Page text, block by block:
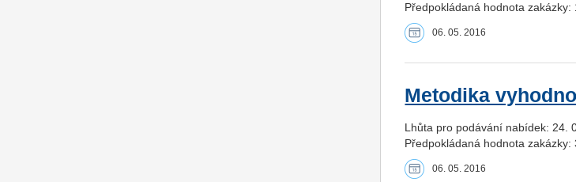
Předpokládaná hodnota zakázky:
06. 05. 2016
Metodika
Lhůta pro podávání nabídek: 24.
Předpokládaná hodnota zakázky:
06. 05. 2016